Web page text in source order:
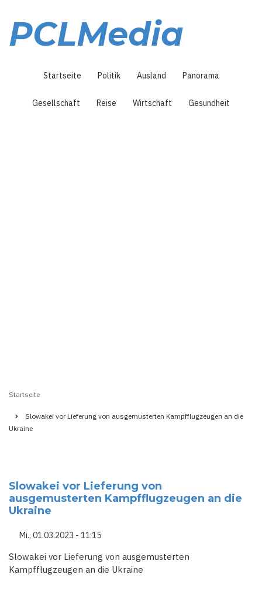
Inhalt
PCLMedia
Startseite Politik Ausland Panorama
Gesellschaft Reise Wirtschaft Gesundheit
Startseite
Slowakei vor Lieferung von ausgemusterten Kampfflugzeugen an die
Ukraine
Slowakei vor Lieferung von
ausgemusterten Kampfflugzeugen an die
Ukraine
Mi., 01.03.2023 - 11:15
Slowakei vor Lieferung von ausgemusterten
Kampfflugzeugen an die Ukraine